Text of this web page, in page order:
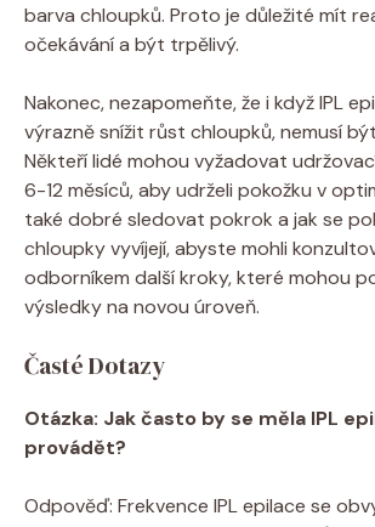
barva chloupků. Proto je důležité mít
očekávání a být trpělivý.
Nakonec, nezapomeňte, že i když IPL
výrazně snížit růst chloupků, nemusí
Někteří lidé mohou vyžadovat
6-12 měsíců, aby udrželi pokožku v
také dobré sledovat pokrok a jak se
chloupky vyvíjejí, abyste mohli
odborníkem další kroky, které mohou
výsledky na novou úroveň.
Časté Dotazy
Otázka: Jak často by se měla IPL
provádět?
Odpověď: Frekvence IPL epilace se